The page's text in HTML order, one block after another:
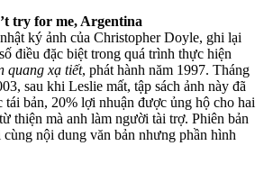
try for me, Argentina
ký ảnh của Christopher Doyle, ghi lại
điều đặc biệt trong quá trình thực hiện
quang xạ tiết, phát hành năm 1997. Tháng
sau khi Leslie mất, tập sách ảnh này đã
tái bản, 20% lợi nhuận được ủng hộ cho hai
thiện mà anh làm người tài trợ. Phiên bản
nội dung văn bản nhưng phần hình